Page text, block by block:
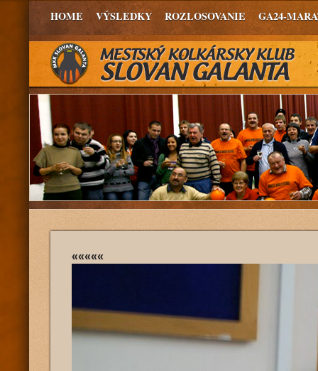
HOME VÝSLEDKY ROZLOSOVANIE GA24-
«««««